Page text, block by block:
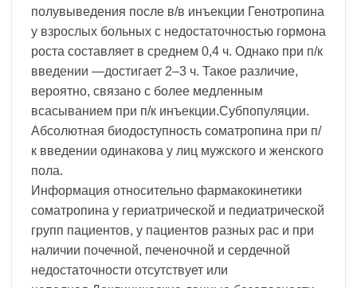
полувыведения после в/в инъекции Генотропина
у взрослых больных с недостаточностью гормона
роста составляет в среднем 0,4 ч. Однако при п/к
введении —достигает 2–3 ч. Такое различие,
вероятно, связано с более медленным
всасыванием при п/к инъекции.Субпопуляции.
Абсолютная биодоступность соматропина при п/
к введении одинакова у лиц мужского и женского
пола.
Информация относительно фармакокинетики
соматропина у гериатрической и педиатрической
групп пациентов, у пациентов разных рас и при
наличии почечной, печеночной и сердечной
недостаточности отсутствует или